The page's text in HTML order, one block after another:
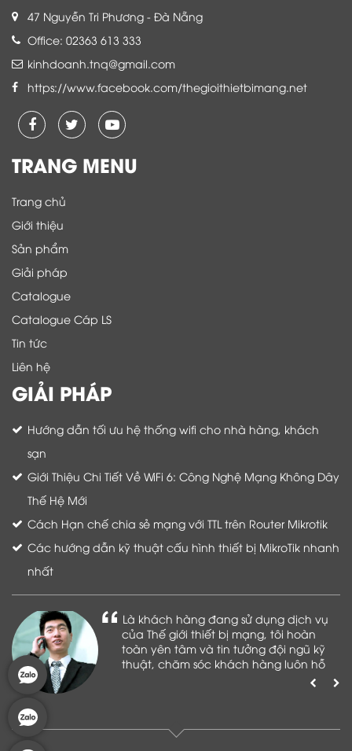
47 Nguyễn Tri Phương - Đà Nẵng
Office: 02363 613 333
kinhdoanh.tnq@gmail.com
https://www.facebook.com/thegioithietbimang.net
TRANG MENU
Trang chủ
Giới thiệu
Sản phẩm
Giải pháp
Catalogue
Catalogue Cáp LS
Tin tức
Liên hệ
GIẢI PHÁP
Hướng dẫn tối ưu hệ thống wifi cho nhà hàng, khách
sạn
Giới Thiệu Chi Tiết Về WiFi 6: Công Nghệ Mạng Không Dây
Thế Hệ Mới
Cách Hạn chế chia sẻ mạng với TTL trên Router Mikrotik
Các hướng dẫn kỹ thuật cấu hình thiết bị MikroTik nhanh
nhất
Là khách hàng đang sử dụng dịch vụ
của Thế giới thiết bị mạng, tôi hoàn
toàn yên tâm và tin tưởng đội ngũ kỹ
thuật, chăm sóc khách hàng luôn hỗ